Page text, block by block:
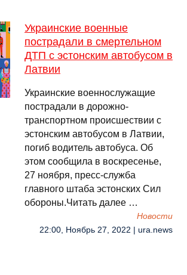
Украинские военные
пострадали в смертельном
ДТП с эстонским автобусом в
Латвии
Украинские военнослужащие
пострадали в дорожно-
транспортном происшествии с
эстонским автобусом в Латвии,
погиб водитель автобуса. Об
этом сообщила в воскресенье,
27 ноября, пресс-служба
главного штаба эстонских Сил
обороны.Читать далее …
Новости
22:00, Ноябрь 27, 2022 | ura.news